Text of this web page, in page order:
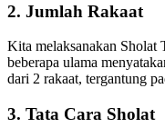
2. Jumlah Rakaat
Kita melaksanakan Sholat
beberapa ulama
dari 2 rakaat, tergantung
3. Tata Cara Sholat